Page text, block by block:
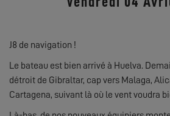
J8 de navigation !
Le bateau est bien arrivé à Huelva.
détroit de Gibraltar, cap vers Malaga,
Cartagena, suivant là où le vent voudra